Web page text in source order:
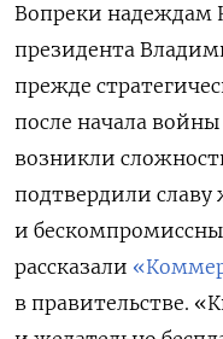
Вопреки надеждам
президента
прежде
после начала
возникли
подтвердили славу
и
рассказали
в правительстве.